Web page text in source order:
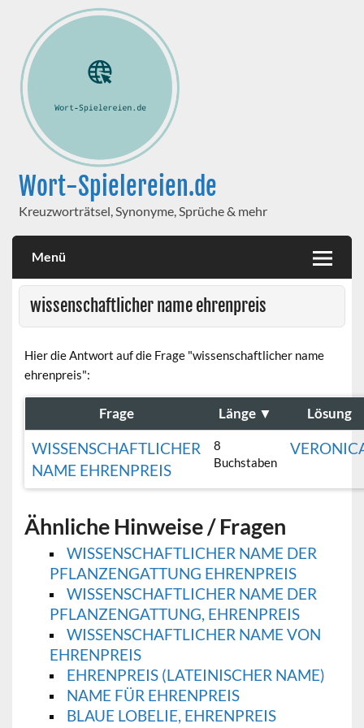
Wort-Spielereien.de
Kreuzworträtsel, Synonyme, Sprüche & mehr
Menü
wissenschaftlicher name ehrenpreis
Hier die Antwort auf die Frage "wissenschaftlicher name
ehrenpreis":
Frage Länge ▼ Lösung
WISSENSCHAFTLICHER
NAME EHRENPREIS
8
Buchstaben
Ähnliche Hinweise / Fragen
WISSENSCHAFTLICHER NAME DER
PFLANZENGATTUNG EHRENPREIS
WISSENSCHAFTLICHER NAME DER
PFLANZENGATTUNG, EHRENPREIS
WISSENSCHAFTLICHER NAME VON
EHRENPREIS
EHRENPREIS (LATEINISCHER NAME)
NAME FÜR EHRENPREIS
BLAUE LOBELIE, EHRENPREIS